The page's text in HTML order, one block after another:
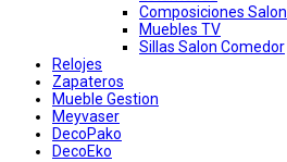
Composiciones Salon
Muebles TV
Sillas Salon Comedor
Relojes
Zapateros
Mueble Gestion
Meyvaser
DecoPako
DecoEko